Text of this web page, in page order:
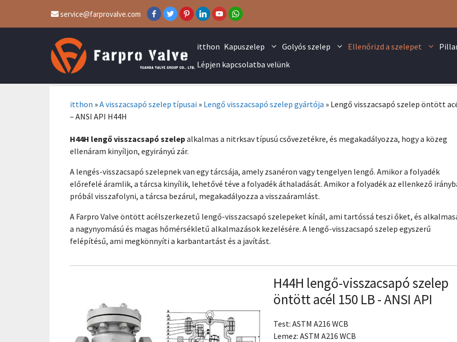
service@farprovalve.com
itthon Kapuszelep Golyós szelep Ellenőrizd a szelepet
Lépjen kapcsolatba velünk
itthon »A visszacsapó szelep típusai » Lengő visszacsapó szelep gyártója » Lengő visszacsapó szelep öntött
– ANSI API H44H
H44H lengő visszacsapó szelepalkalmas a nitrksav típusú csővezetékre, és megakadályozza, hogy a közeg
ellenáram kinyíljon, egyirányú zár.
A lengés-visszacsapó szelepnek van egy tárcsája, amely zsanéron vagy tengelyen lengő. Amikor a folyadék
előrefelé áramlik, a tárcsa kinyílik, lehetővé téve a folyadék áthaladását. Amikor a folyadék az ellenkező
próbál visszafolyni, a tárcsa bezárul, megakadályozza a visszaáramlást.
A Farpro Valve öntött acélszerkezetű lengő-visszacsapó szelepeket kínál, ami tartóssá teszi őket, és
a nagynyomású és magas hőmérsékletű alkalmazások kezelésére. A lengő-visszacsapó szelep egyszerű
felépítésű, ami megkönnyíti a karbantartást és a javítást.
H44H ​​lengő-visszacsapó szelep
öntött acél 150 LB - ANSI API
Test: ASTM A216 WCB
Lemez: ASTM A216 WCB